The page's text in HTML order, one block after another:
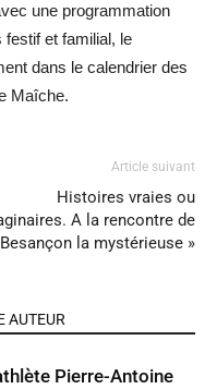
une programmation
festif et familial, le
dans le calendrier des
Maîche.
Article suivant
Histoires vraies ou
A la rencontre de
la mystérieuse »
AUTEUR
Pierre-Antoine